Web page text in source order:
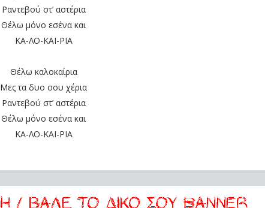
Ραντεβού στ’ αστέρια
Θέλω μόνο εσένα και
ΚΑ-ΛΟ-ΚΑΙ-ΡΙΑ
Θέλω καλοκαίρια
Μες τα δυο σου χέρια
Ραντεβού στ’ αστέρια
Θέλω μόνο εσένα και
ΚΑ-ΛΟ-ΚΑΙ-ΡΙΑ